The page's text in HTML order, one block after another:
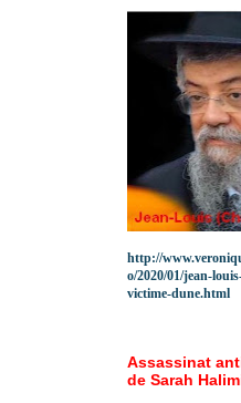
http://
o/2020/01/jean-
victime-dune.html
Assassinat
de Sarah